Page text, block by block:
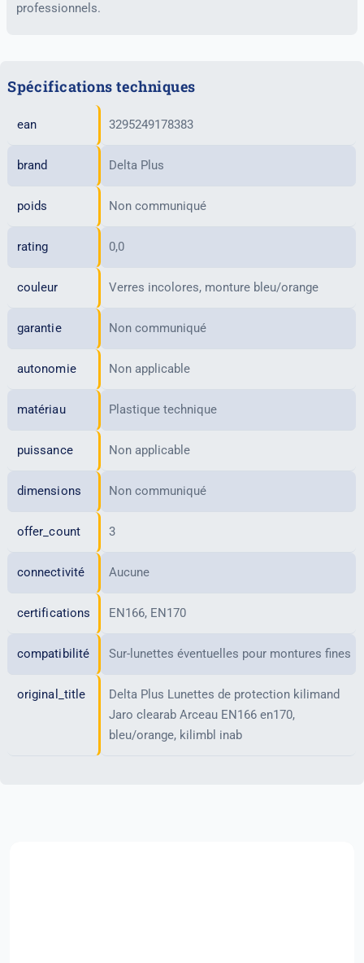
professionnels.
Spécifications techniques
ean 3295249178383
brand Delta Plus
poids Non communiqué
rating 0,0
couleur Verres incolores, monture bleu/orange
garantie Non communiqué
autonomie Non applicable
matériau Plastique technique
puissance Non applicable
dimensions Non communiqué
offer_count 3
connectivité Aucune
certifications EN166, EN170
compatibilité Sur-lunettes éventuelles pour montures fines
original_title
Delta Plus Lunettes de protection kilimand
Jaro clearab Arceau EN166 en170,
bleu/orange, kilimbl inab